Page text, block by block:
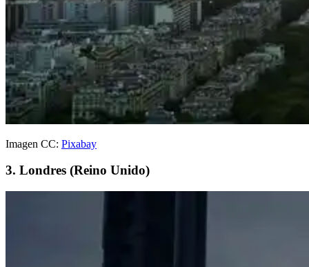
Imagen CC: Pixabay
3. Londres (Reino Unido)